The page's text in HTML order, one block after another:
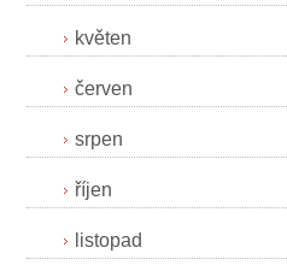
květen
červen
srpen
říjen
listopad